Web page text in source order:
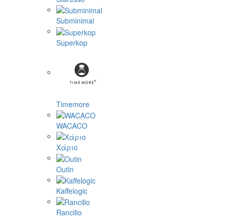
Subminimal
Superkop
Timemore
WACACO
Χάριο
Outin
Kaffelogic
Rancilio